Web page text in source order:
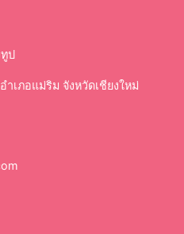
ป
เภอแม่ริม จังหวัดเชียงใหม่